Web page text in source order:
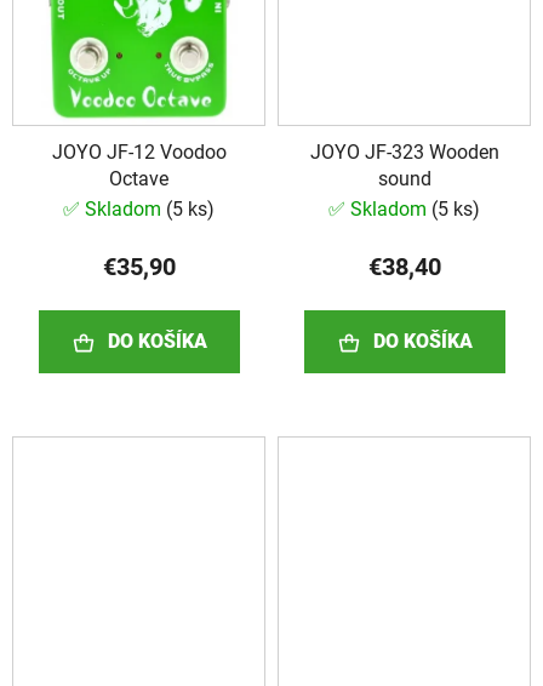
JOYO JF-12 Voodoo
Octave
✅ Skladom (5 ks)
€35,90
DO KOŠÍKA
JOYO JF-323 Wooden
sound
✅ Skladom (5 ks)
€38,40
DO KOŠÍKA